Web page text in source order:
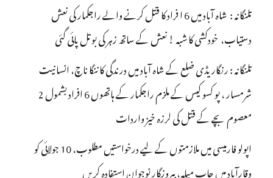
تلنگانہ : شاہ آباد میں 6 ا فراد کا قتل کرنے والے راجکمار کی نعش
دستیاب، خودکشی کا شبہ ! نعش کے ساتھ زہر کی بوتل پائی گئی
تلنگانہ : رنگاریڈی ضلع کے شاہ آباد میں درندگی کا ننگا ناچ، انسانیت
شرمسار ، پو کسو کیس کے ملزم راجکمار کے ہاتھوں 6 افراد بشمول 2
معصوم بچے کے قتل کی لرزہ خیز واردات
اپولو فارمیسی میں ملازمتوں کے لیے درخواستیں مطلوب، 10 جولائی کو
وقارآباد میں جاب میلہ، بیروزگار نوجوان استفادہ کریں